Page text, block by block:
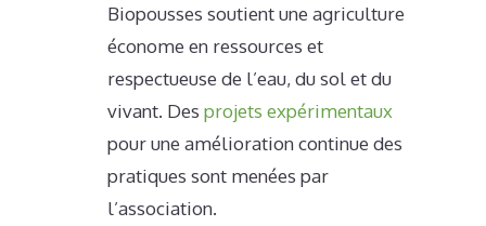
Biopousses soutient une agriculture
économe en ressources et
respectueuse de l’eau, du sol et du
vivant. Desprojets expérimentaux
pour une amélioration continue des
pratiques sont menées par
l’association.